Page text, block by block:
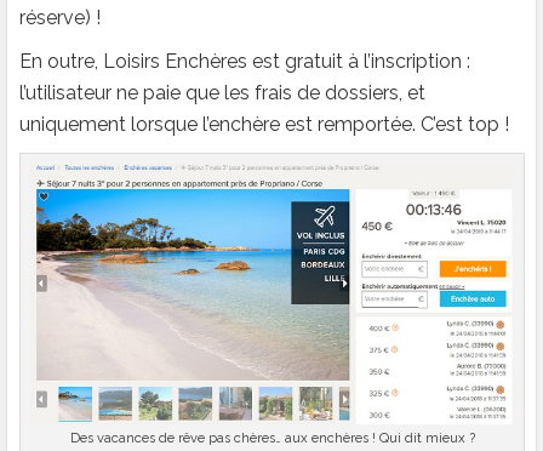
réserve) !
En outre, Loisirs Enchères est gratuit à l’inscription :
l’utilisateur ne paie que les frais de dossiers, et
uniquement lorsque l’enchère est remportée. C’est top !
Des vacances de rêve pas chères… aux enchères ! Qui dit mieux ?